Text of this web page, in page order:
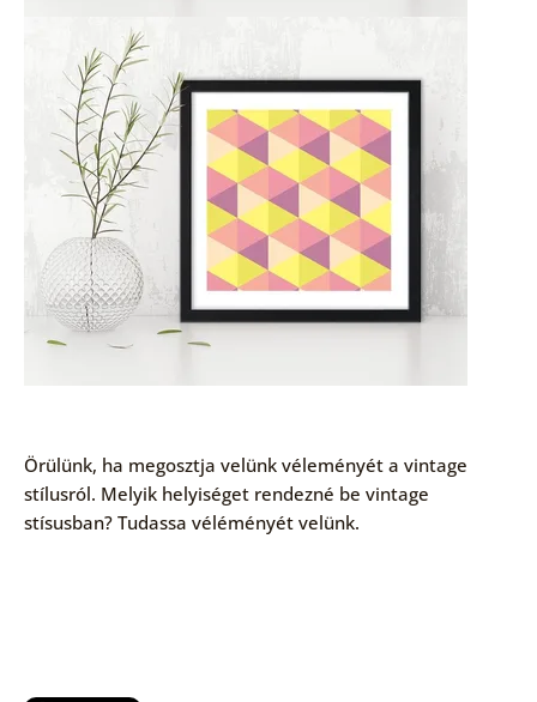
Örülünk, ha megosztja velünk véleményét a vintage
stílusról. Melyik helyiséget rendezné be vintage
stísusban? Tudassa véléményét velünk.